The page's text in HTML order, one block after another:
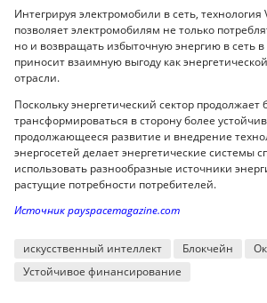
Интегрируя электромобили в сеть, технология
позволяет электромобилям не только
но и возвращать избыточную энергию в сеть
приносит взаимную выгоду как
отрасли.
Поскольку энергетический сектор продолжает
трансформироваться в сторону более
продолжающееся развитие и внедрение
энергосетей делает энергетические системы
использовать разнообразные источники
растущие потребности потребителей.
Источник payspacemagazine.com
искусственный интеллект Блокчейн
Устойчивое финансирование